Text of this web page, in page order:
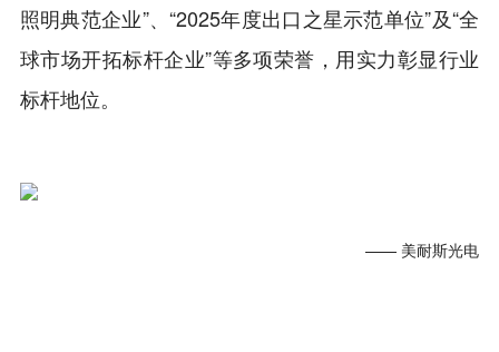
照明典范企业”、“2025年度出口之星示范单位”及“全
球市场开拓标杆企业”等多项荣誉，用实力彰显行业
标杆地位。
—— 美耐斯光电